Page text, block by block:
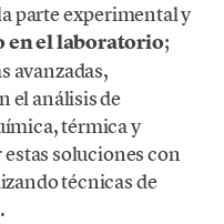
parte experimental y
en el laboratorio;
avanzadas,
el análisis de
térmica y
soluciones con
técnicas de